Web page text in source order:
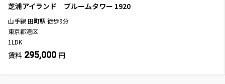
芝浦アイランド ブルームタワー 1920
山手線 田町駅 徒歩9分
東京都港区
1LDK
賃料 295,000 円